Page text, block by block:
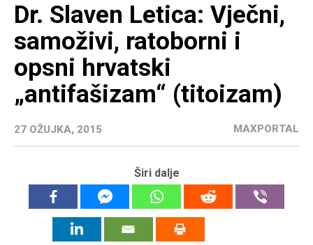
Dr. Slaven Letica: Vječni,
samoživi, ratoborni i
opsni hrvatski
„antifašizam“ (titoizam)
27 OŽUJKA, 2015 MAXPORTAL
Širi dalje